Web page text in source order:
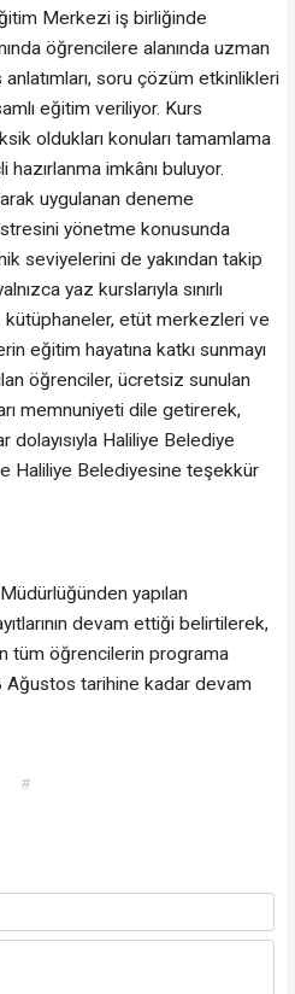
Merkezi iş birliğinde
öğrencilere alanında uzman
soru çözüm etkinlikleri
eğitim veriliyor. Kurs
oldukları konuları tamamlama
imkânı buluyor.
uygulanan deneme
stresini yönetme konusunda
seviyelerini de yakından takip
yaz kurslarıyla sınırlı
kütüphaneler, etüt merkezleri ve
eğitim hayatına katkı sunmayı
öğrenciler, ücretsiz sunulan
memnuniyeti dile getirerek,
Haliliye Belediye
Haliliye Belediyesine teşekkür
yapılan
devam ettiği belirtilerek,
tüm öğrencilerin programa
Ağustos tarihine kadar devam
#